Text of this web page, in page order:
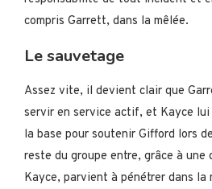
compris Garrett, dans la mêlée.
Le sauvetage
Assez vite, il devient clair que
servir en service actif, et Kayce lui
la base pour soutenir Gifford lors
reste du groupe entre, grâce à
Kayce, parvient à pénétrer dans la